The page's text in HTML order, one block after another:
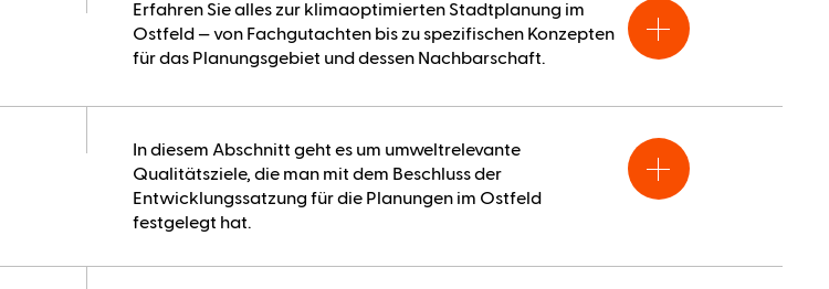
Erfahren Sie alles zur klimaoptimierten Stadtplanung im
Ostfeld — von Fachgutachten bis zu spezifischen Konzepten
für das Planungsgebiet und dessen Nachbarschaft.
In diesem Abschnitt geht es um umweltrelevante
Qualitätsziele, die man mit dem Beschluss der
Entwicklungssatzung für die Planungen im Ostfeld
festgelegt hat.